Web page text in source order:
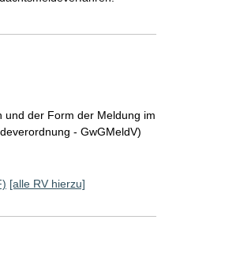
und der Form der Meldung im
- GwGMeldV)
[alle RV hierzu]